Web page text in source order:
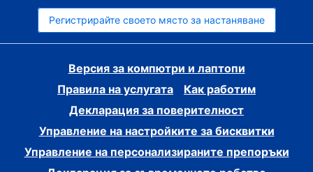
Регистрирайте своето място за настаняване
Версия за компютри и лаптопи
Правила на услугата
Как работим
Декларация за поверителност
Управление на настройките за бисквитки
Управление на персонализираните препоръки